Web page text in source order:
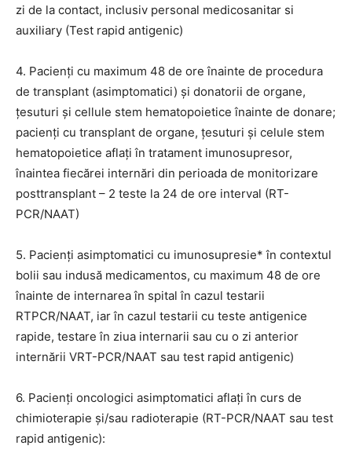
zi de la contact, inclusiv personal medicosanitar si
auxiliary (Test rapid antigenic)
4. Pacienţi cu maximum 48 de ore înainte de procedura
de transplant (asimptomatici) şi donatorii de organe,
ţesuturi şi cellule stem hematopoietice înainte de donare;
pacienți cu transplant de organe, ţesuturi şi celule stem
hematopoietice aflați în tratament imunosupresor,
înaintea fiecărei internări din perioada de monitorizare
posttransplant – 2 teste la 24 de ore interval (RT-
PCR/NAAT)
5. Pacienţi asimptomatici cu imunosupresie* în contextul
bolii sau indusă medicamentos, cu maximum 48 de ore
înainte de internarea în spital în cazul testarii
RTPCR/NAAT, iar în cazul testarii cu teste antigenice
rapide, testare în ziua internarii sau cu o zi anterior
internării VRT-PCR/NAAT sau test rapid antigenic)
6. Pacienți oncologici asimptomatici aflați în curs de
chimioterapie și/sau radioterapie (RT-PCR/NAAT sau test
rapid antigenic):